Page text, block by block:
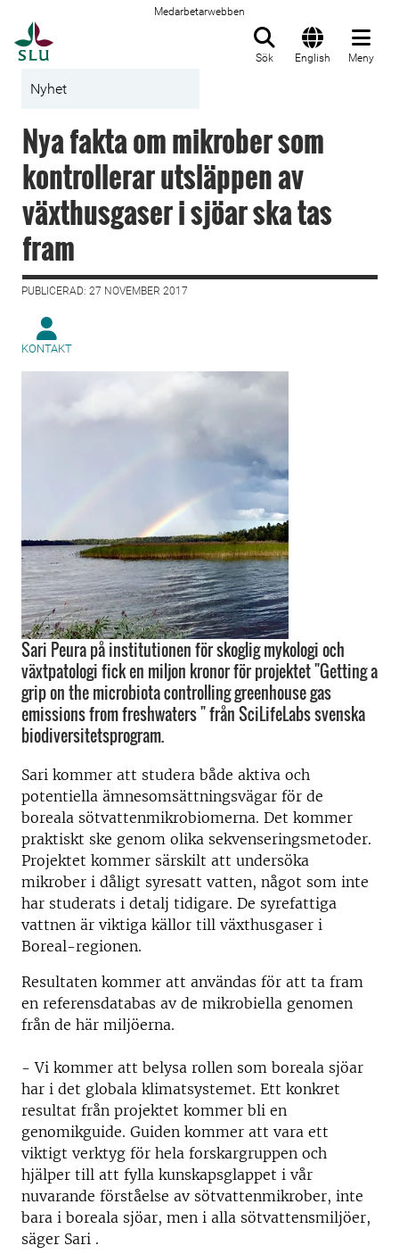
Medarbetarwebben
Sök English Meny
Nyhet
Nya fakta om mikrober som
kontrollerar utsläppen av
växthusgaser i sjöar ska tas
fram
PUBLICERAD: 27 NOVEMBER 2017
KONTAKT
Sari Peura på institutionen för skoglig mykologi och
växtpatologi fick en miljon kronor för projektet "Getting a
grip on the microbiota controlling greenhouse gas
emissions from freshwaters " från SciLifeLabs svenska
biodiversitetsprogram.
Sari kommer att studera både aktiva och
potentiella ämnesomsättningsvägar för de
boreala sötvattenmikrobiomerna. Det kommer
praktiskt ske genom olika sekvenseringsmetoder.
Projektet kommer särskilt att undersöka
mikrober i dåligt syresatt vatten, något som inte
har studerats i detalj tidigare. De syrefattiga
vattnen är viktiga källor till växthusgaser i
Boreal-regionen.
Resultaten kommer att användas för att ta fram
en referensdatabas av de mikrobiella genomen
från de här miljöerna.
- Vi kommer att belysa rollen som boreala sjöar
har i det globala klimatsystemet. Ett konkret
resultat från projektet kommer bli en
genomikguide. Guiden kommer att vara ett
viktigt verktyg för hela forskargruppen och
hjälper till att fylla kunskapsglappet i vår
nuvarande förståelse av sötvattenmikrober, inte
bara i boreala sjöar, men i alla sötvattensmiljöer,
säger Sari .